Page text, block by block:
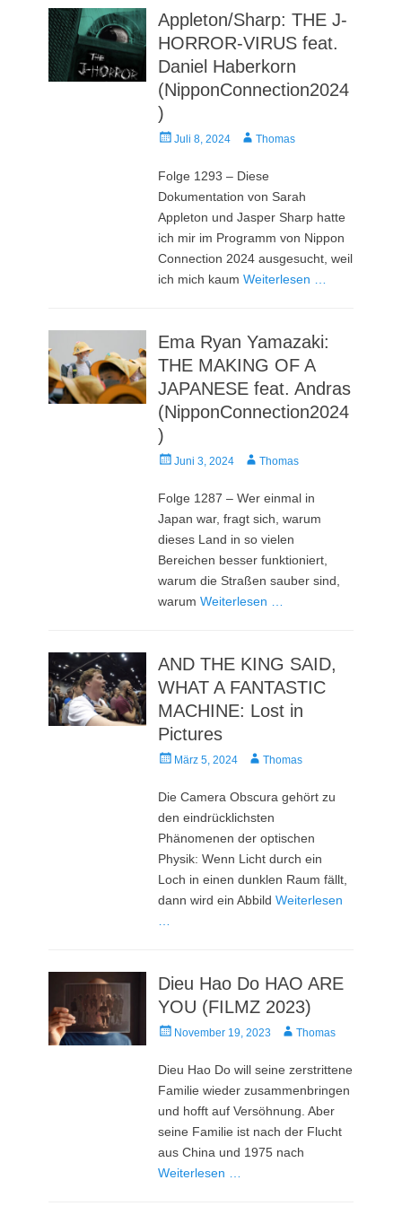
Appleton/Sharp: THE J-
HORROR-VIRUS feat.
Daniel Haberkorn
(NipponConnection2024
)
Veröffentlicht
Juli 8, 2024 AutorThomas
Folge 1293 – Diese
Dokumentation von Sarah
Appleton und Jasper Sharp hatte
ich mir im Programm von Nippon
Connection 2024 ausgesucht, weil
ich mich kaumWeiterlesen …
Ema Ryan Yamazaki:
THE MAKING OF A
JAPANESE feat. Andras
(NipponConnection2024
)
Veröffentlicht
Juni 3, 2024 AutorThomas
Folge 1287 – Wer einmal in
Japan war, fragt sich, warum
dieses Land in so vielen
Bereichen besser funktioniert,
warum die Straßen sauber sind,
warumWeiterlesen …
AND THE KING SAID,
WHAT A FANTASTIC
MACHINE: Lost in
Pictures
Veröffentlicht
März 5, 2024 AutorThomas
Die Camera Obscura gehört zu
den eindrücklichsten
Phänomenen der optischen
Physik: Wenn Licht durch ein
Loch in einen dunklen Raum fällt,
dann wird ein AbbildWeiterlesen
Dieu Hao Do HAO ARE
YOU (FILMZ 2023)
Veröffentlicht
November 19, 2023 AutorThomas
Dieu Hao Do will seine zerstrittene
Familie wieder zusammenbringen
und hofft auf Versöhnung. Aber
seine Familie ist nach der Flucht
aus China und 1975 nach
Weiterlesen …